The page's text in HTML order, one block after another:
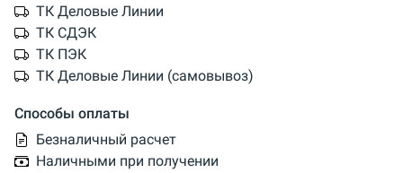
ТК Деловые Линии
ТК СДЭК
ТК ПЭК
ТК Деловые Линии (самовывоз)
Способы оплаты
Безналичный расчет
Наличными при получении